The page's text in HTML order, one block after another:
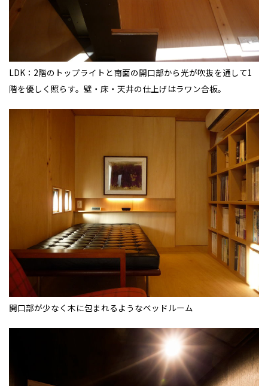
LDK：2階のトップライトと南面の開口部から光が吹抜を通して1
階を優しく照らす。壁・床・天井の仕上げはラワン合板。
開口部が少なく木に包まれるようなベッドルーム